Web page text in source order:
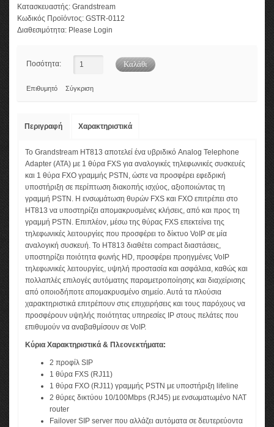
Κατασκευαστής: Grandstream
Κωδικός Προϊόντος: GSTR-0112
Διαθεσιμότητα: Please Login
Ποσότητα:
Επιθυμητό Σύγκριση
Περιγραφή Χαρακτηριστικά
Το Grandstream HT813 αποτελεί ένα υβριδικό Analog Telephone
Adapter (ATA) με 1 θύρα FXS για αναλογικές τηλεφωνικές συσκευές
και 1 θύρα FXO γραμμής PSTN, ώστε να προσφέρει εφεδρική
υποστήριξη σε περίπτωση διακοπής ισχύος, αξιοποιώντας τη
γραμμή PSTN. Η ενσωμάτωση θυρών FXS και FXO επιτρέπει στο
ΗΤ813 να υποστηρίζει απομακρυσμένες κλήσεις, από και προς τη
γραμμή PSTN. Επιπλέον, μέσω της θύρας FXS επεκτείνει της
τηλεφωνικές λειτουργίες που προσφέρει το δίκτυο VoIP σε μία
αναλογική συσκευή. Το HT813 διαθέτει compact διαστάσεις,
υποστηρίζει ποιότητα φωνής HD, προσφέρει προηγμένες VoIP
τηλεφωνικές λειτουργίες, υψηλή προστασία και ασφάλεια, καθώς και
πολλαπλές επιλογές αυτόματης παραμετροποίησης και διαχείρισης
από οποιοδήποτε απομακρυσμένο σημείο. Αυτά τα πλούσια
χαρακτηριστικά επιτρέπουν στις επιχειρήσεις και τους παρόχους να
προσφέρουν υψηλής ποιότητας υπηρεσίες IP στους πελάτες που
επιθυμούν να αναβαθμίσουν σε VoIP.
Κύρια Χαρακτηριστικά & Πλεονεκτήματα:
2 προφίλ SIP
1 θύρα FXS (RJ11)
1 θύρα FXO (RJ11) γραμμής PSTN με υποστήριξη lifeline
2 θύρες δικτύου 10/100Mbps (RJ45) με ενσωματωμένο NAT
router
Failover SIP server που αλλάζει αυτόματα σε δευτερεύοντα